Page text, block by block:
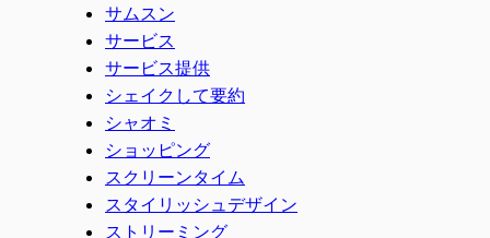
サムスン
サービス
サービス提供
シェイクして要約
シャオミ
ショッピング
スクリーンタイム
スタイリッシュデザイン
ストリーミング